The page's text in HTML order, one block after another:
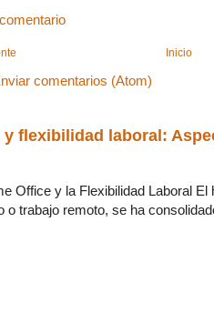
Inicio
comentarios (Atom)
y flexibilidad laboral:
Office y la Flexibilidad Laboral
o trabajo remoto, se ha